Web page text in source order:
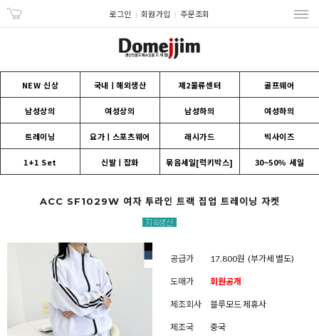
로그인 회원가입 주문조회
NEW 신상 국내ㅣ해외생산 제2물류센터 골프웨어
남성상의 여성상의 남성하의 여성하의
트레이닝 요가ㅣ스포츠웨어 래시가드 빅사이즈
1+1 Set 신발ㅣ잡화 묶음세일[럭키박스] 30~50% 세일
ACC SF1029W 여자 투라인 트랙 집업 트레이닝 자켓
공급가 17,800원 (부가세 별도)
도매가 회원공개
제조회사 블루모드 제휴사
제조국 중국